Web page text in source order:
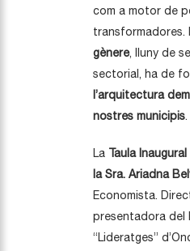
com a motor de
transformadores.
gènere, lluny de
sectorial, ha de
l’arquitectura
nostres municipis.
La Taula Inaugural
la Sra. Ariadna
Economista.
presentadora del
“Lideratges”